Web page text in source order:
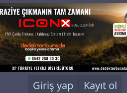
Giriş yap Kayıt ol